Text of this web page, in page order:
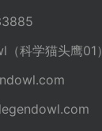
学猫头鹰01）